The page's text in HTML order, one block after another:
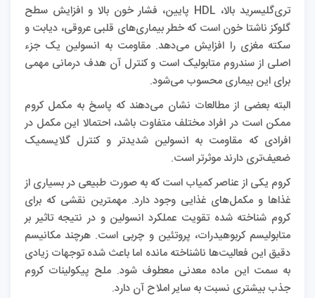
تری‌گلیسرید بالا، HDL پایین، فشار خون بالا و افزایش سطح
گلوکز ناشتا خون است که خطر بیماری‌های قلبی عروقی، دیابت و
سکته مغزی را افزایش می‌دهد. مقاومت به انسولین یک جزء
اصلی از سندروم متابولیک است و کنترل آن هدف درمانی مهمی
برای این بیماری محسوب می‌شود.
البته بعضی از مطالعات نشان می‌دهند که پاسخ به مکمل کروم
ممکن است در افراد مختلف متفاوت باشد، احتمالا این مکمل در
افرادی که مقاومت به انسولین شدیدتر و کنترل گلایسمیک
ضعیف‌تری دارند موثرتر است.
کروم یکی از عناصر کمیاب است که به‌ صورت طبیعی در بسیاری از
غذاها و مکمل‌های غذایی وجود دارد. مهمترین نقشی که برای
کروم شناخته شده تقویت عملکرد انسولین و در نتیجه تاثیر بر
متابولیسم کربوهیدرات‌، پروتئین و چربی‌ است. هرچند مکانیسم
دقیق این فعالیت‌ها ناشناخته مانده اما باعث شده توجهات زیادی
به سمت این ماده معدنی معطوف شود. ملح پیکولینات کروم
جذب بیشتری نسبت به سایر املاح آن دارد.